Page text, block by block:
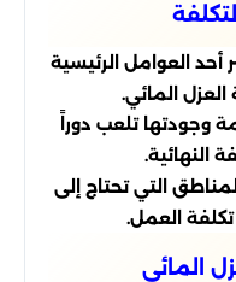
العوامل الرئيسية
العزل المائي.
وجودتها تلعب دوراً
النهائية.
التي تحتاج إلى
العمل.
المائي